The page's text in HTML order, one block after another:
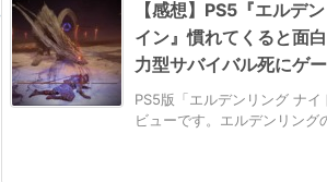
【感想】PS5『エルデ
イン』慣れてくると面
力型サバイバル死にゲー
PS5版「エルデンリング ナ
ビューです。エルデンリング